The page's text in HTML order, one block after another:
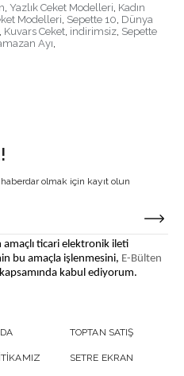
Yazlık Ceket Modelleri Kadın
Modelleri Sepette 10 Dünya
Kuvars Ceket indirimsiz Sepette
Ayı
olmak için kayıt olun
amaçlı ticari elektronik ileti
bu amaçla işlenmesini, E-Bülten
kapsamında kabul ediyorum.
TOPTAN SATIŞ
SETRE EKRAN